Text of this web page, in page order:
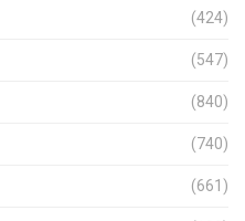
(424)
(547)
(840)
(740)
(661)